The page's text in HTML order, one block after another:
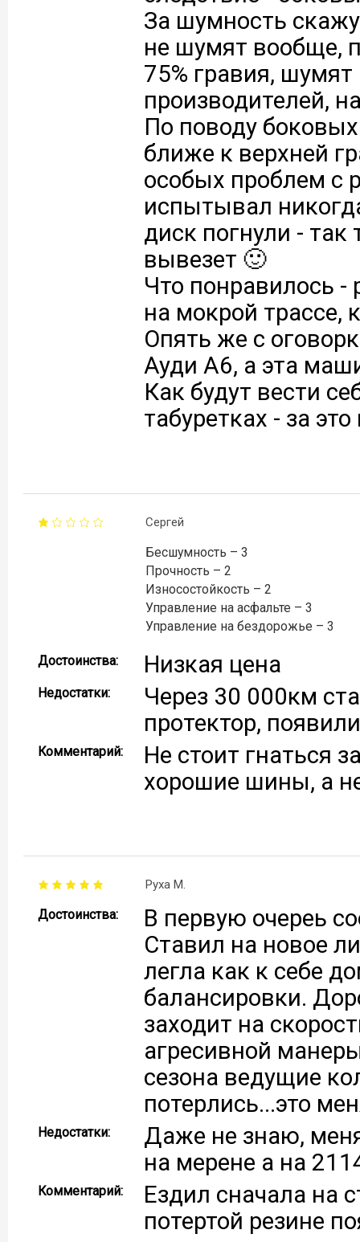
За шумность
не шумят вообще,
75% гравия,
производителей,
По поводу
ближе к верхней
особых проблем с
испытывал
диск погнули - так
вывезет 🙂
Что понравилось -
на мокрой трассе,
Опять же с
Ауди А6, а эта
Как будут вести
табуретках - за
Сергей
Бесшумность – 3
Прочность – 2
Износостойкость – 2
Управление на асфальте – 3
Управление на бездорожье – 3
Достоинства: Низкая цена
Недостатки:
Через 30 000км
протектор,
Комментарий:
Не стоит гнаться
хорошие шины, а
Руха М.
Достоинства:
В первую очереь
Ставил на новое
легла как к себе
балансировки.
заходит на
агресивной
сезона ведущие
потерлись...это
Недостатки:
Даже не знаю,
на мерене а на
Комментарий:
Ездил сначала на
потертой резине